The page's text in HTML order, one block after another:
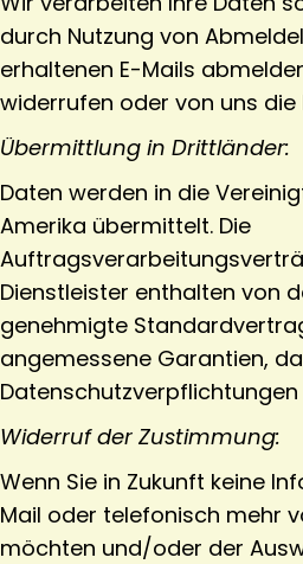
durch Nutzung von
erhaltenen E-Mails
widerrufen oder von uns die
Übermittlung in Drittländer:
Daten werden in die
Amerika übermittelt. Die
Dienstleister enthalten von
genehmigte
angemessene Garantien,
Widerruf der Zustimmung:
Wenn Sie in Zukunft keine
Mail oder telefonisch mehr
möchten und/oder der